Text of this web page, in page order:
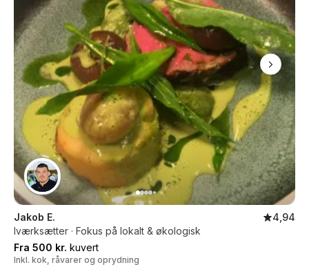
Jakob E.
4,94
Iværksætter · Fokus på lokalt & økologisk
Fra 500 kr. kuvert
Inkl. kok, råvarer og oprydning